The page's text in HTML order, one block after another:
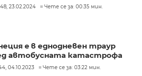
23.02.2024 Чете се за: 00:35 мин.
e в еднодневен траур
автобусната катастрофа
04.10.2023 Чете се за: 03:22 мин.